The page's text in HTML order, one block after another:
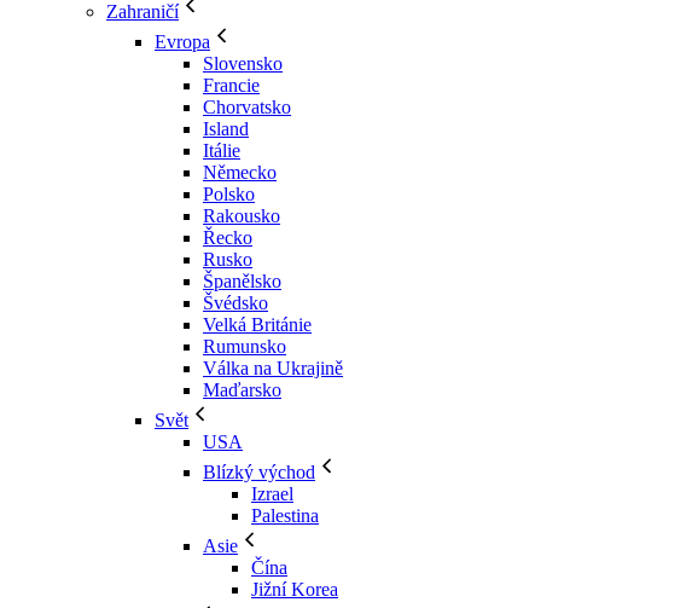
Zahraničí
Evropa
Slovensko
Francie
Chorvatsko
Island
Itálie
Německo
Polsko
Rakousko
Řecko
Rusko
Španělsko
Švédsko
Velká Británie
Rumunsko
Válka na Ukrajině
Maďarsko
Svět
USA
Blízký východ
Izrael
Palestina
Asie
Čína
Jižní Korea